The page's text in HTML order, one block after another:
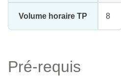
Volume horaire TP 8
Pré-requis